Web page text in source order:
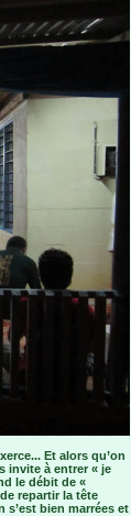
Et alors qu’on
invite à entrer « je
le débit de «
repartir la tête
s’est bien marrées et